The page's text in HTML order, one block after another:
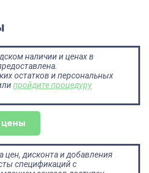
наличии и ценах в
остатков и персональных
пройдите процедуру
цены
цен, дисконта и добавления
спецификаций с